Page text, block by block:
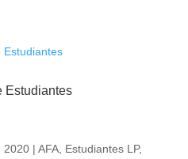
Estudiantes
2020| AFA, Estudiantes LP,